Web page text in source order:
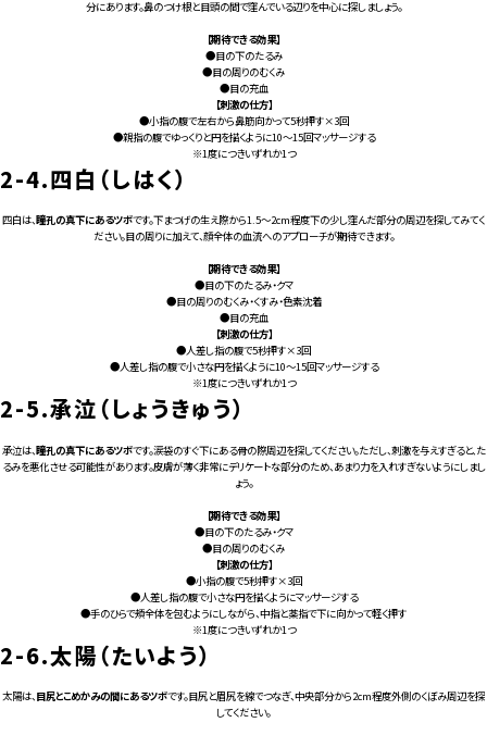
分にあります。鼻のつけ根と目頭の間で窪んでいる辺りを中心に探しましょう。
【期待できる効果】
●目の下のたるみ
●目の周りのむくみ
●目の充血
【刺激の仕方】
●小指の腹で左右から鼻筋向かって5秒押す×3回
●親指の腹でゆっくりと円を描くように10～15回マッサージする
※1度につきいずれか1つ
2-4.四白（しはく）
四白は、瞳孔の真下にあるツボです。下まつげの生え際から1.5～2cm程度下の少し窪んだ部分の周辺を探してみてく
ださい。目の周りに加えて、顔全体の血流へのアプローチが期待できます。
【期待できる効果】
●目の下のたるみ・クマ
●目の周りのむくみ・くすみ・色素沈着
●目の充血
【刺激の仕方】
●人差し指の腹で5秒押す×3回
●人差し指の腹で小さな円を描くように10～15回マッサージする
※1度につきいずれか1つ
2-5.承泣（しょうきゅう）
承泣は、瞳孔の真下にあるツボです。涙袋のすぐ下にある骨の際周辺を探してください。ただし、刺激を与えすぎると、た
るみを悪化させる可能性があります。皮膚が薄く非常にデリケートな部分のため、あまり力を入れすぎないようにしまし
ょう。
【期待できる効果】
●目の下のたるみ・クマ
●目の周りのむくみ
【刺激の仕方】
●小指の腹で5秒押す×3回
●人差し指の腹で小さな円を描くようにマッサージする
●手のひらで頬全体を包むようにしながら、中指と薬指で下に向かって軽く押す
※1度につきいずれか1つ
2-6.太陽（たいよう）
太陽は、 目尻とこめかみの間にあるツボです。目尻と眉尻を線でつなぎ、中央部分から2cm程度外側のくぼみ周辺を探
してください。